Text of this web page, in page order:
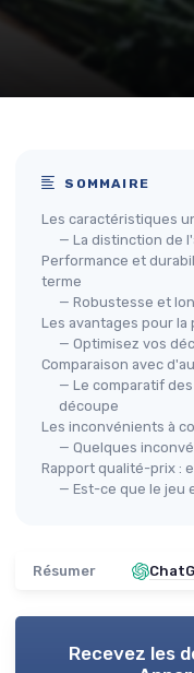
⭐
ZIRUMA
＋ Bois
＋
＋
SOMMAIRE
Les caractéristiques
— La distinction de
Performance et
terme
— Robustesse et
Les avantages pour
— Optimisez vos
Comparaison avec
— Le comparatif
découpe
Les inconvénients à
— Quelques
Rapport qualité-prix :
— Est-ce que le jeu
Résumer
Recevez les